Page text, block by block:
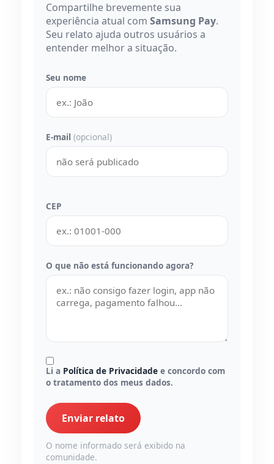
Compartilhe brevemente sua
experiência atual com Samsung Pay.
Seu relato ajuda outros usuários a
entender melhor a situação.
Seu nome
E-mail (opcional)
CEP
O que não está funcionando agora?
Li a Política de Privacidade e concordo com
o tratamento dos meus dados.
Enviar relato
O nome informado será exibido na
comunidade.